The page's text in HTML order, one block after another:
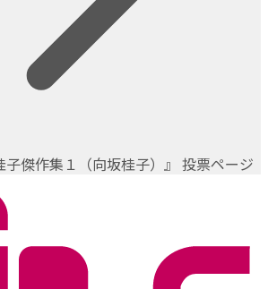
子傑作集１（向坂桂子）』 投票ページ